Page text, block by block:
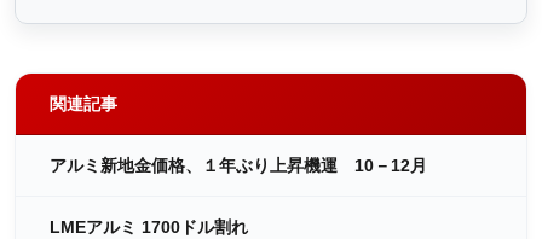
関連記事
アルミ新地金価格、１年ぶり上昇機運 10－12月
LMEアルミ 1700ドル割れ